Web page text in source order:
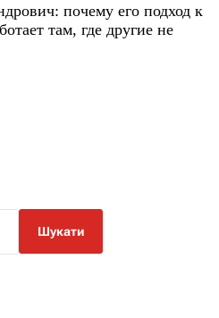
почему его подход к
там, где другие не